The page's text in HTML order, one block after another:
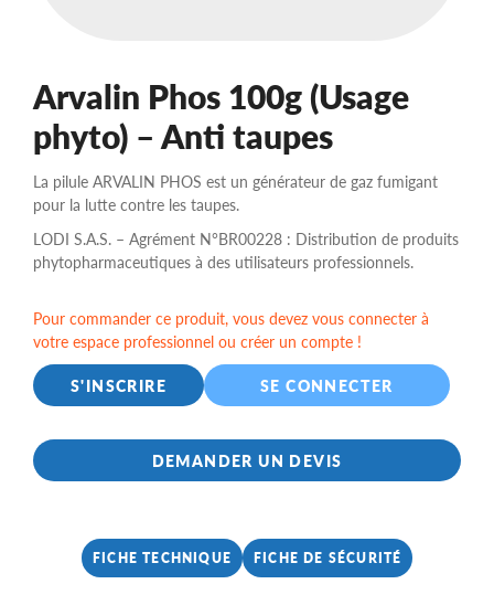
Arvalin Phos 100g (Usage
phyto) – Anti taupes
La pilule ARVALIN PHOS est un générateur de gaz fumigant
pour la lutte contre les taupes.
LODI S.A.S. – Agrément N°BR00228 : Distribution de produits
phytopharmaceutiques à des utilisateurs professionnels.
Pour commander ce produit, vous devez vous connecter à
votre espace professionnel ou créer un compte !
S'INSCRIRE
SE CONNECTER
DEMANDER UN DEVIS
FICHE TECHNIQUE FICHE DE SÉCURITÉ